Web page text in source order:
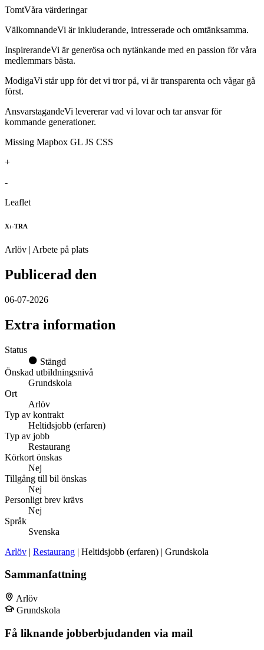
TomtVåra värderingar
VälkomnandeVi är inkluderande, intresserade och omtänksamma.
InspirerandeVi är generösa och nytänkande med en passion för våra
medlemmars bästa.
ModigaVi står upp för det vi tror på, vi är transparenta och vågar gå
först.
AnsvarstagandeVi levererar vad vi lovar och tar ansvar för
kommande generationer.
Missing Mapbox GL JS CSS
+
-
Leaflet
X:-TRA
Arlöv | Arbete på plats
Publicerad den
06-07-2026
Extra information
Status
Stängd
Önskad utbildningsnivå
Grundskola
Ort
Arlöv
Typ av kontrakt
Heltidsjobb (erfaren)
Typ av jobb
Restaurang
Körkort önskas
Nej
Tillgång till bil önskas
Nej
Personligt brev krävs
Nej
Språk
Svenska
Arlöv | Restaurang | Heltidsjobb (erfaren) | Grundskola
Sammanfattning
Arlöv
Grundskola
Få liknande jobberbjudanden via mail